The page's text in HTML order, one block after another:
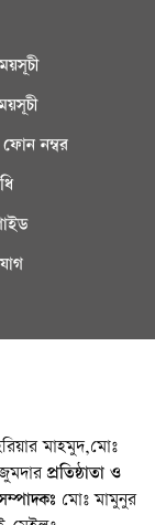
নম্বর
মাহমুদ,মোঃ
প্রতিষ্ঠাতা ও
মোঃ মামুনুর